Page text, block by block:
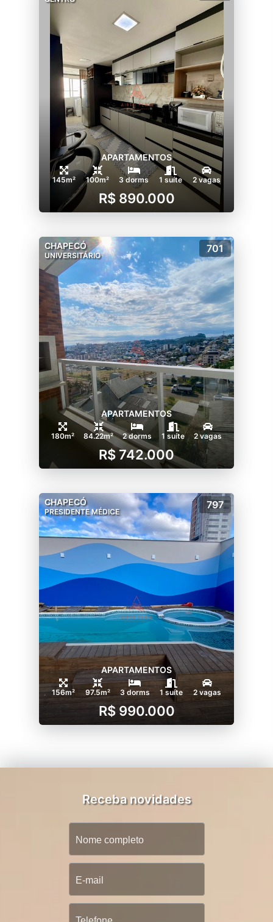
APARTAMENTOS
145m² 100m² 3 dorms 1 suíte 2 vagas
R$ 890.000
CHAPECÓ
UNIVERSITÁRIO
701
APARTAMENTOS
180m² 84.22m² 2 dorms 1 suíte 2 vagas
R$ 742.000
CHAPECÓ
PRESIDENTE MÉDICE
797
APARTAMENTOS
156m² 97.5m² 3 dorms 1 suíte 2 vagas
R$ 990.000
Receba novidades